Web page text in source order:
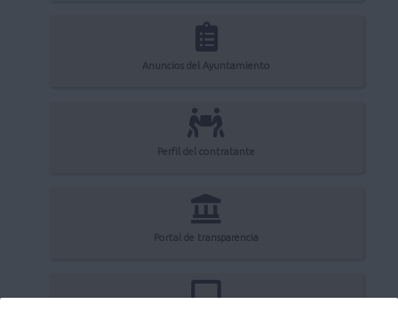
Anuncios del Ayuntamiento
Perfil del contratante
Portal de transparencia